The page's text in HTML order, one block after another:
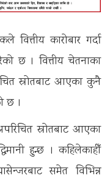
वित्तीय कारोबार गर्दा
छ । वित्तीय चेतनाका
स्रोतबाट आएका कुनै
छ ।
स्रोतबाट आएका
हुन्छ । कहिलेकाहीँ
समेत विभिन्न